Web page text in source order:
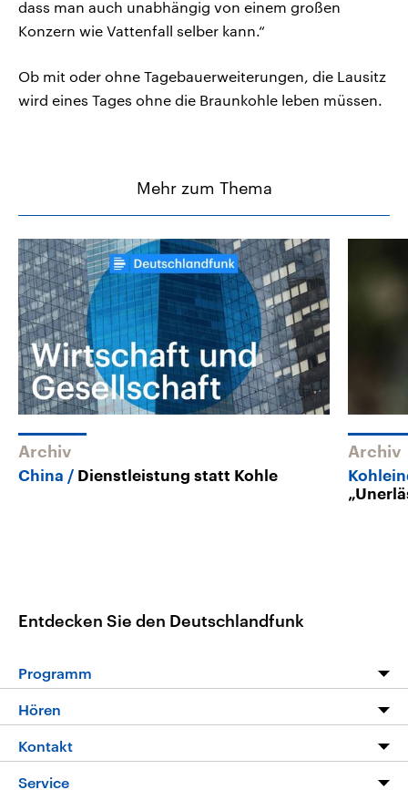
dass man auch unabhängig von einem großen
Konzern wie Vattenfall selber kann.“
Ob mit oder ohne Tagebauerweiterungen, die Lausitz
wird eines Tages ohne die Braunkohle leben müssen.
Mehr zum Thema
Archiv
China Dienstleistung statt Kohle
Archiv
Entdecken Sie den Deutschlandfunk
Programm
Programm
Die Nachrichten
Hören
Livestream
Kontakt
Hörerservice
Service